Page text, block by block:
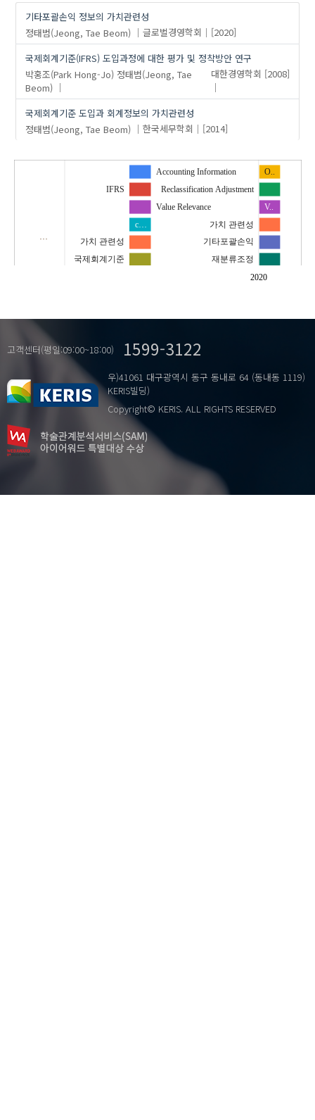
기타포괄손익 정보의 가치관련성
정태범(Jeong, Tae Beom)
글로벌경영학회
[2020]
국제회계기준(IFRS) 도입과정에 대한 평가 및 정착방안 연구
박홍조(Park Hong-Jo) 정태범(Jeong, Tae
Beom)
대한경영학회 [2008]
국제회계기준 도입과 회계정보의 가치관련성
정태범(Jeong, Tae Beom)
한국세무학회 [2014]
2020
…
Accounting Information
IFRS
O..
Reclassification Adjustment
Value Relevance
V..
c…
가치 관련성
가치 관련성
국제회계기준
기타포괄손익
재분류조정
고객센터(평일:09:00~18:00) 1599-3122
우)41061 대구광역시 동구 동내로 64 (동내동 1119)
KERIS빌딩)
Copyright© KERIS. ALL RIGHTS RESERVED